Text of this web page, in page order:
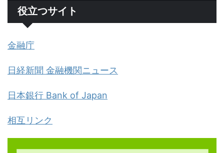
役立つサイト
金融庁
日経新聞 金融機関ニュース
日本銀行 Bank of Japan
相互リンク